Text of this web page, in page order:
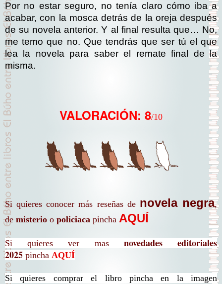
Por no estar seguro, no tenía claro cómo iba a
acabar, con la mosca detrás de la oreja después
de su novela anterior. Y al final resulta que… No,
me temo que no. Que tendrás que ser tú el que
lea la novela para saber el remate final de la
misma.
VALORACIÓN: 8/10
Si quieres conocer más reseñas de novela negra,
de misterio o policiaca pincha AQUÍ
Si quieres ver mas novedades editoriales
2025 pincha AQUÍ
Si quieres comprar el libro pincha en la imagen